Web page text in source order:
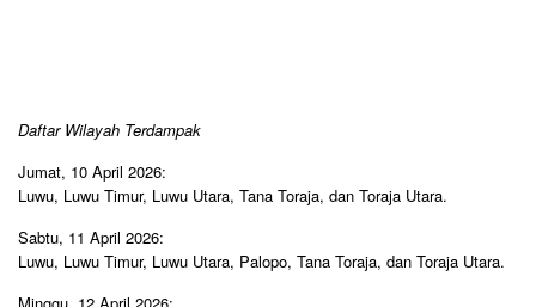
​Daftar Wilayah Terdampak
​Jumat, 10 April 2026:
Luwu, Luwu Timur, Luwu Utara, Tana Toraja, dan Toraja Utara.
​Sabtu, 11 April 2026:
Luwu, Luwu Timur, Luwu Utara, Palopo, Tana Toraja, dan Toraja Utara.